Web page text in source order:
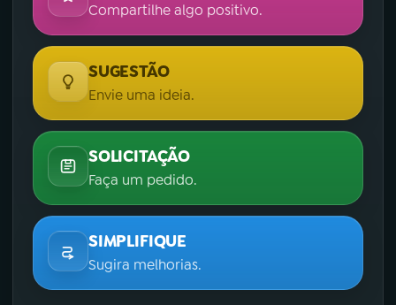
Compartilhe algo positivo.
SUGESTÃO
Envie uma ideia.
SOLICITAÇÃO
Faça um pedido.
SIMPLIFIQUE
Sugira melhorias.